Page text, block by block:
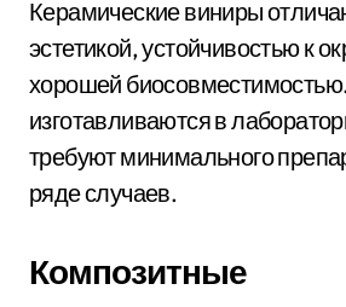
Керамические виниры
эстетикой, устойчивостью к
хорошей
изготавливаются в
требуют минимального
ряде случаев.
Композитные